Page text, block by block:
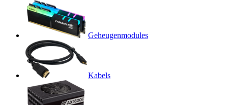
Geheugenmodules
Kabels